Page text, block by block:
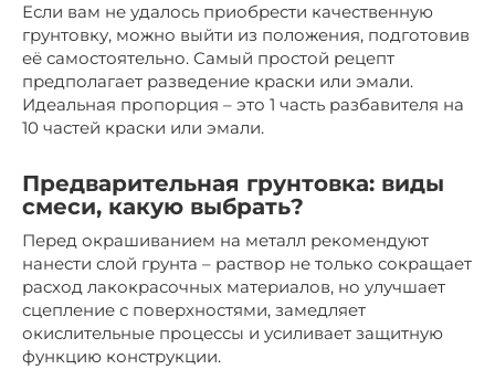
Если вам не удалось приобрести качественную
грунтовку, можно выйти из положения, подготовив
её самостоятельно. Самый простой рецепт
предполагает разведение краски или эмали.
Идеальная пропорция – это 1 часть разбавителя на
10 частей краски или эмали.
Предварительная грунтовка: виды
смеси, какую выбрать?
Перед окрашиванием на металл рекомендуют
нанести слой грунта – раствор не только сокращает
расход лакокрасочных материалов, но улучшает
сцепление с поверхностями, замедляет
окислительные процессы и усиливает защитную
функцию конструкции.